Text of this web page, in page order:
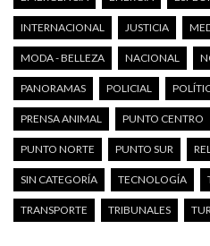
INTERNACIONAL JUSTICIA
MODA - BELLEZA NACIONAL
PANORAMAS POLICIAL
PRENSA ANIMAL PUNTO CENTRO
PUNTO NORTE PUNTO SUR
SIN CATEGORÍA TECNOLOGÍA
TRANSPORTE TRIBUNALES